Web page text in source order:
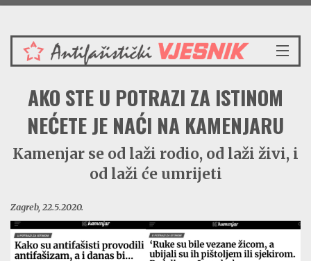
Subota 8.8.2026.
VIJESTI
REDAKCIJSKI KOMENTAR
VJESNIKOV KALENDAR
CRVENI ZABAVNIK
BORBENA BIBLIOTEKA
NAŠE PJESME
AKO STE U POTRAZI ZA ISTINOM
NEĆETE JE NAĆI NA KAMENJARU
Kamenjar se od laži rodio, od laži živi, i
od laži će umrijeti
Zagreb, 22.5.2020.